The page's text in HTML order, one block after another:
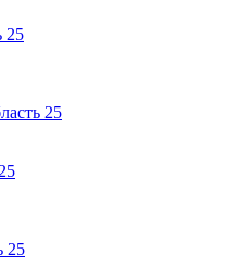
25
25
25
25